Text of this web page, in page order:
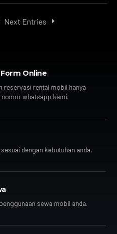
Next Entries
Online
reservasi rental mobil hanya
whatsapp kami.
dengan kebutuhan anda.
sewa mobil anda.